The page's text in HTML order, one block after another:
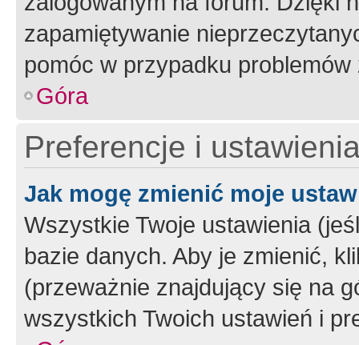
zapamiętywanie
pomóc w przypadku
Góra
Preferencje i
Jak mogę zmienić moje
Wszystkie Twoje ustawienia
bazie danych. Aby je zmienić,
(przeważnie znajdujący się na
wszystkich Twoich ustawień i